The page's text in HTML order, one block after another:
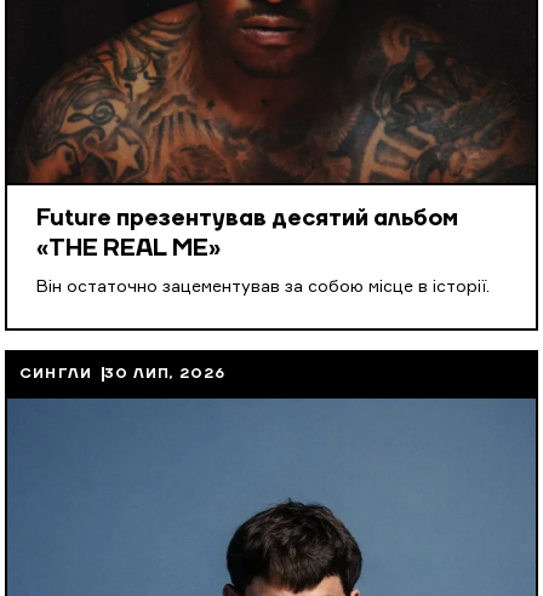
Future презентував десятий альбом
«THE REAL ME»
Він остаточно зацементував за собою місце в історії.
СИНГЛИ 30 ЛИП, 2026